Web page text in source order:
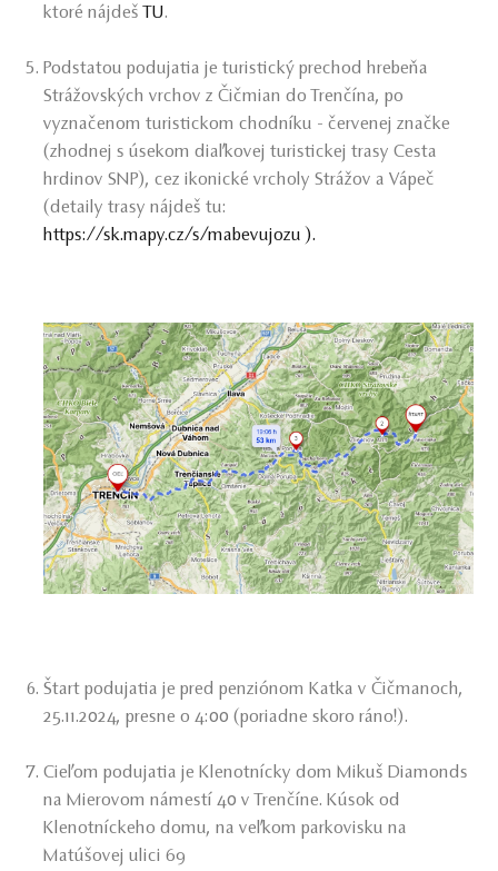
ktoré nájdeš TU.
Podstatou podujatia je turistický prechod hrebeňa
Strážovských vrchov z Čičmian do Trenčína, po
vyznačenom turistickom chodníku - červenej značke
(zhodnej s úsekom diaľkovej turistickej trasy Cesta
hrdinov SNP), cez ikonické vrcholy Strážov a Vápeč
(detaily trasy nájdeš tu:
https://sk.mapy.cz/s/mabevujozu ).
Štart podujatia je pred penziónom Katka v Čičmanoch,
25.11.2024, presne o 4:00 (poriadne skoro ráno!).
Cieľom podujatia je Klenotnícky dom Mikuš Diamonds
na Mierovom námestí 40 v Trenčíne. Kúsok od
Klenotníckeho domu, na veľkom parkovisku na
Matúšovej ulici 69